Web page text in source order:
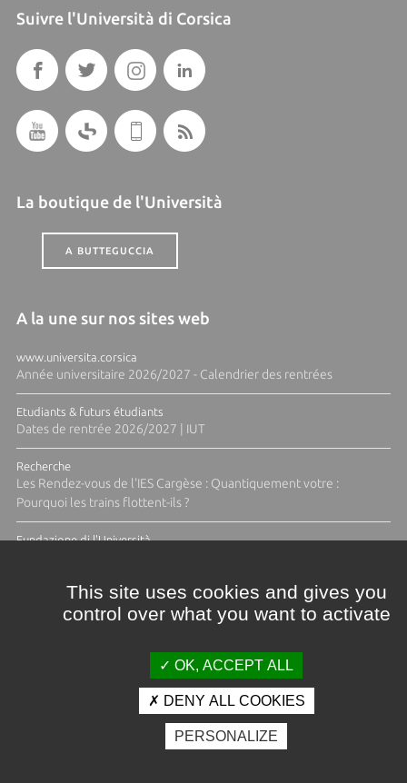
Suivre l'Università di Corsica
La boutique de l'Università
A BUTTEGUCCIA
A la une sur nos sites web
www.universita.corsica
Année universitaire 2026/2027 - Calendrier des rentrées
Etudiants & futurs étudiants
Dates de rentrée 2026/2027 | IUT
Recherche
Les Rendez-vous de l'IES Cargèse : Quantiquement votre :
Pourquoi les trains flottent-ils ?
Fundazione di l'Università
Crédits et mentions légales
Espace presse
Photothèque
This site uses cookies and gives you
control over what you want to activate
OK, ACCEPT ALL
DENY ALL COOKIES
PERSONALIZE